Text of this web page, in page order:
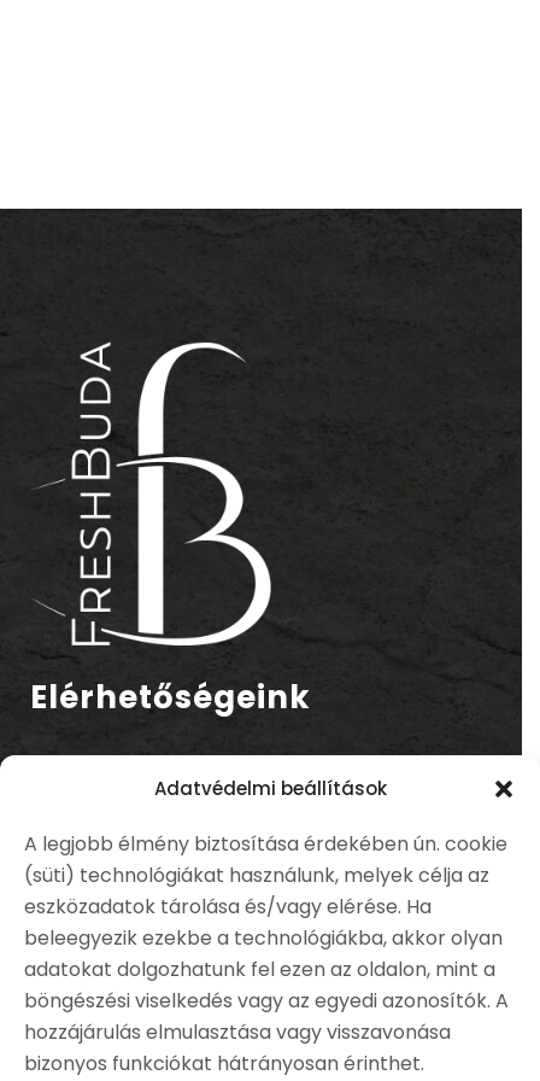
Adatvédelmi beállítások
A legjobb élmény biztosítása érdekében ún. cookie
(süti) technológiákat használunk, melyek célja az
eszközadatok tárolása és/vagy elérése. Ha
beleegyezik ezekbe a technológiákba, akkor olyan
adatokat dolgozhatunk fel ezen az oldalon, mint a
böngészési viselkedés vagy az egyedi azonosítók. A
hozzájárulás elmulasztása vagy visszavonása
bizonyos funkciókat hátrányosan érinthet.
Elérhetőségeink
1037 Budapest, Bécsi út 268.
Telefonszám:
+36 70 327 4682
E-mail cím:
info@freshbuda.hu
Nyitvatartás